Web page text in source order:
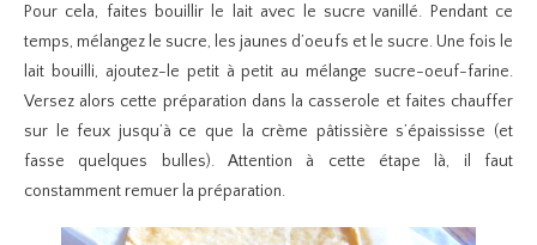
Pour cela, faites bouillir le lait avec le sucre vanillé. Pendant ce
temps, mélangez le sucre, les jaunes d’oeufs et le sucre. Une fois le
lait bouilli, ajoutez-le petit à petit au mélange sucre-oeuf-farine.
Versez alors cette préparation dans la casserole et faites chauffer
sur le feux jusqu’à ce que la crème pâtissière s’épaississe (et
fasse quelques bulles). Attention à cette étape là, il faut
constamment remuer la préparation.